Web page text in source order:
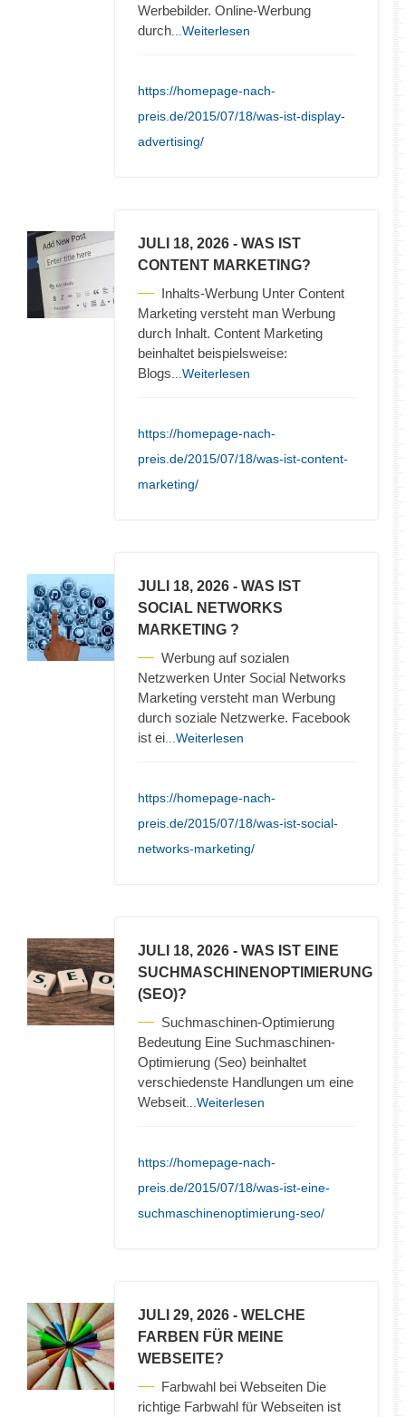
Werbebilder. Online-Werbung
durch ...Weiterlesen
https://homepage-nach-
preis.de/2015/07/18/was-ist-display-
advertising/
JULI 18, 2026 - WAS IST
CONTENT MARKETING?
Inhalts-Werbung Unter Content
Marketing versteht man Werbung
durch Inhalt. Content Marketing
beinhaltet beispielsweise:
Blogs ...Weiterlesen
https://homepage-nach-
preis.de/2015/07/18/was-ist-content-
marketing/
JULI 18, 2026 - WAS IST
SOCIAL NETWORKS
MARKETING ?
Werbung auf sozialen
Netzwerken Unter Social Networks
Marketing versteht man Werbung
durch soziale Netzwerke. Facebook
ist ei ...Weiterlesen
https://homepage-nach-
preis.de/2015/07/18/was-ist-social-
networks-marketing/
JULI 18, 2026 - WAS IST EINE
SUCHMASCHINENOPTIMIERUNG
(SEO)?
Suchmaschinen-Optimierung
Bedeutung Eine Suchmaschinen-
Optimierung (Seo) beinhaltet
verschiedenste Handlungen um eine
Webseit ...Weiterlesen
https://homepage-nach-
preis.de/2015/07/18/was-ist-eine-
suchmaschinenoptimierung-seo/
JULI 29, 2026 - WELCHE
FARBEN FÜR MEINE
WEBSEITE?
Farbwahl bei Webseiten Die
richtige Farbwahl für Webseiten ist